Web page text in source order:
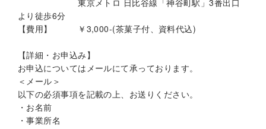
東京メトロ 日比谷線「神谷町駅」3番出口
より徒歩6分
【費用】 ￥3,000-(茶菓子付、資料代込)
【詳細・お申込み】
お申込についてはメールにて承っております。
＜メール＞
以下の必須事項を記載の上、お送りください。
・お名前
・事業所名